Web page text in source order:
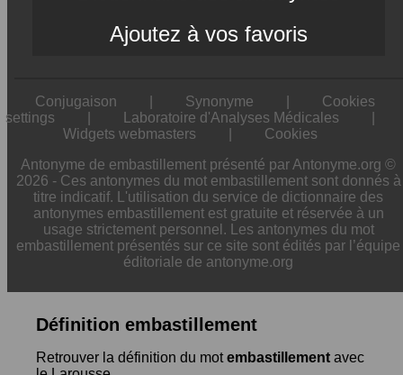
Ajoutez à vos favoris
Conjugaison Synonyme
Cookies
settings
Laboratoire d'Analyses Médicales
Widgets webmasters
Cookies
Antonyme de embastillement présenté par Antonyme.org ©
2026 - Ces antonymes du mot embastillement sont donnés à
titre indicatif. L'utilisation du service de dictionnaire des
antonymes embastillement est gratuite et réservée à un
usage strictement personnel. Les antonymes du mot
embastillement présentés sur ce site sont édités par l’équipe
éditoriale de antonyme.org
Définition embastillement
Retrouver la définition du motembastillement avec